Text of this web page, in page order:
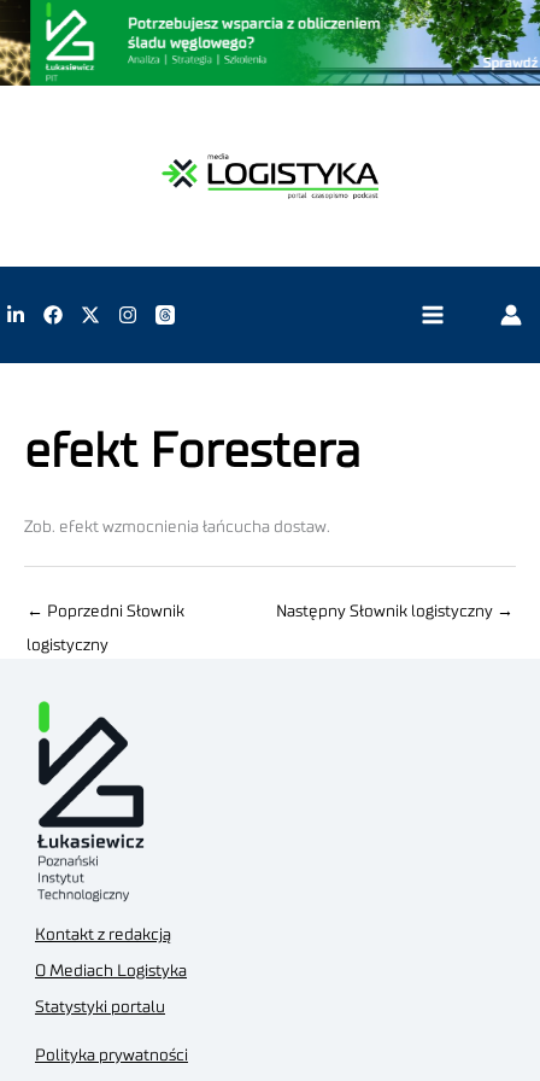
efekt Forestera
Zob. efekt wzmocnienia łańcucha dostaw.
← Poprzedni Słownik
logistyczny
Następny Słownik logistyczny →
Kontakt z redakcją
O Mediach Logistyka
Statystyki portalu
Polityka prywatności